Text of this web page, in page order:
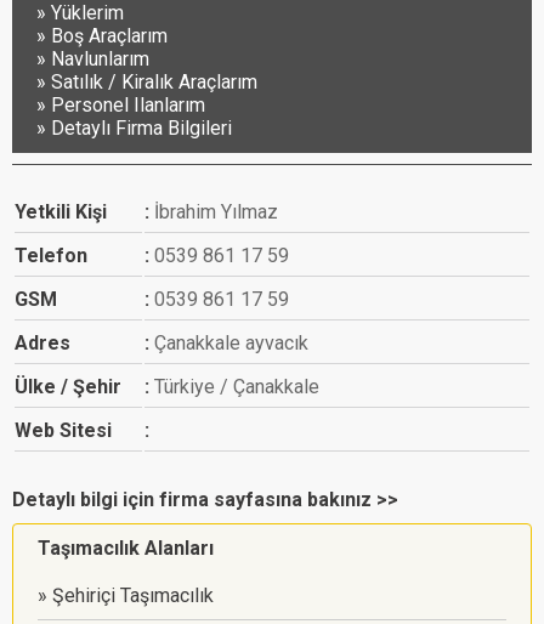
Yüklerim
Boş Araçlarım
Navlunlarım
Satılık / Kiralık Araçlarım
Personel Ilanlarım
Detaylı Firma Bilgileri
Yetkili Kişi
İbrahim Yılmaz
Telefon
0539 861 17 59
GSM
0539 861 17 59
Adres
Çanakkale ayvacık
Ülke / Şehir
Türkiye / Çanakkale
Web Sitesi
Detaylı bilgi için firma sayfasına bakınız >>
Taşımacılık Alanları
Şehiriçi Taşımacılık